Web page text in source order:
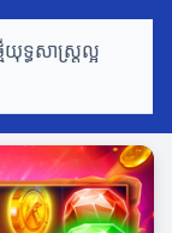
យុទ្ធសាស្ត្រល្អ